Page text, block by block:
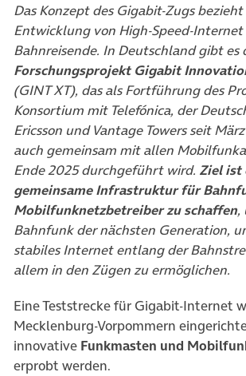
Das Konzept des Gigabit-Zugs
Entwicklung von High-Speed-
Bahnreisende. In Deutschland gibt es
Forschungsprojekt Gigabit
(GINT XT), das als Fortführung des
Konsortium mit Telefónica, der
Ericsson und Vantage Towers seit
auch gemeinsam mit allen
Ende 2025 durchgeführt wird. Ziel ist
gemeinsame Infrastruktur für
Mobilfunknetzbetreiber zu schaffen,
Bahnfunk der nächsten Generation,
stabiles Internet entlang der
allem in den Zügen zu ermöglichen.
Eine Teststrecke für Gigabit-Internet
Mecklenburg-Vorpommern
innovative Funkmasten und
erprobt werden.